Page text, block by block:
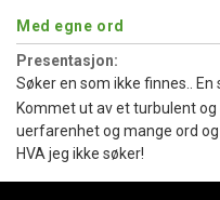
Med egne ord
Presentasjon:
Søker en som ikke finnes.. En
Kommet ut av et turbulent
uerfarenhet og mange ord
HVA jeg ikke søker!